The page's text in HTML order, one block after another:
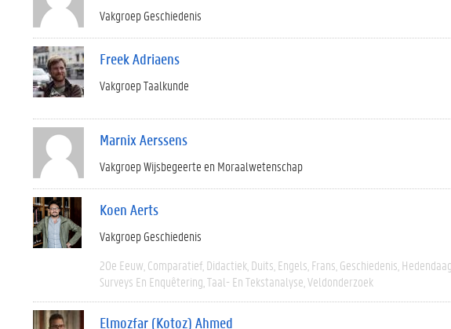
Vakgroep Geschiedenis
Freek Adriaens
Vakgroep Taalkunde
Marnix Aerssens
Vakgroep Wijsbegeerte en Moraalwetenschap
Koen Aerts
Vakgroep Geschiedenis
20e Eeuw Comparatief Didactiek Duits Engels Frans Geschiedenis
Surveys En Enquêtering Taal- En Tekstanalyse Veldonderzoek
Elmozfar (Kotoz) Ahmed